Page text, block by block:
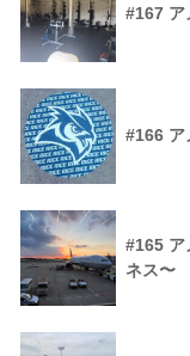
#167 ア
#166 ア
#165 ア
ネス〜